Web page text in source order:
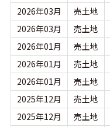
2026年03月
売土地
2026年03月
売土地
2026年01月
売土地
2026年01月
売土地
2026年01月
売土地
2025年12月
売土地
2025年12月
売土地